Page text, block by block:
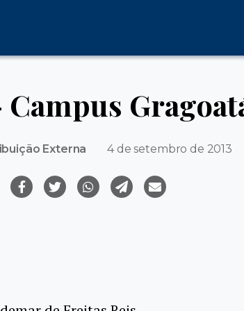
Campus
Externa 4 de setembro de 2013